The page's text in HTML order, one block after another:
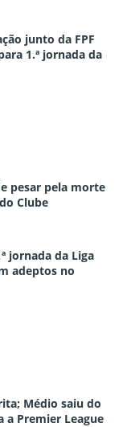
junto da FPF
1.ª jornada da
pesar pela morte
Clube
jornada da Liga
adeptos no
Médio saiu do
a Premier League